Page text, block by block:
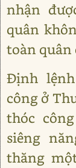
nhận
quân
toàn quân
Định
công ở
thóc
siêng
thăng